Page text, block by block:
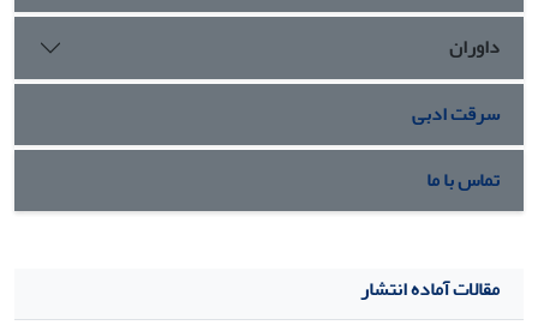
داوران
سرقت ادبی
تماس با ما
مقالات آماده انتشار